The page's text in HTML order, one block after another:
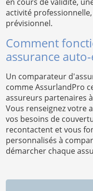
activité
prévisionnel.
Comment
assurance
Un comparateur
comme AssurlandPro
assureurs partenaires
Vous renseignez votre
vos besoins de
recontactent et vous
personnalisés à
démarcher chaque